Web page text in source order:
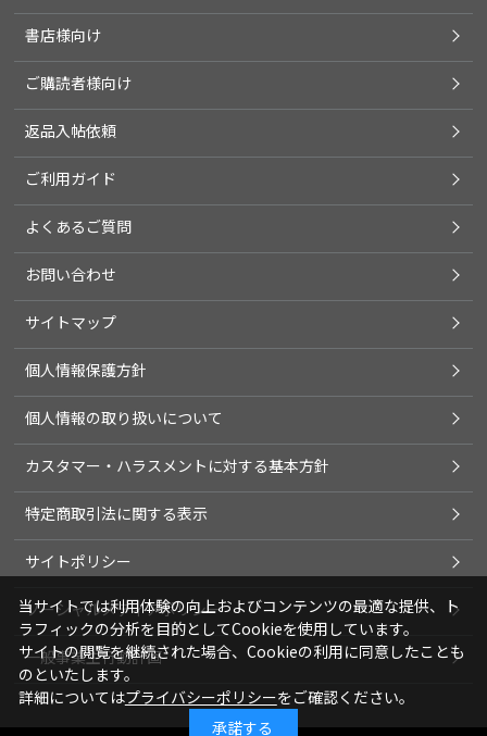
書店様向け
ご購読者様向け
返品入帖依頼
ご利用ガイド
よくあるご質問
お問い合わせ
サイトマップ
個人情報保護方針
個人情報の取り扱いについて
カスタマー・ハラスメントに対する基本方針
特定商取引法に関する表示
サイトポリシー
ソーシャルメディアポリシー
一般事業主行動計画
当サイトでは利用体験の向上およびコンテンツの最適な提供、ト
ラフィックの分析を目的としてCookieを使用しています。
サイトの閲覧を継続された場合、Cookieの利用に同意したことも
のといたします。
詳細についてはプライバシーポリシーをご確認ください。
承諾する